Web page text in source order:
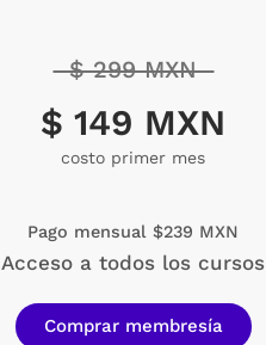
$ 299 MXN
$ 149 MXN
costo primer mes
Pago mensual $239 MXN
Acceso a todos los cursos
Comprar membresía